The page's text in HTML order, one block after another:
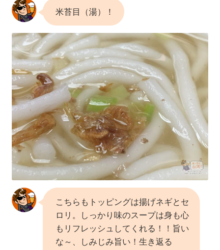
米苔目（湯）！
こちらもトッピングは揚げネギとセ
ロリ。しっかり味のスープは身も心
もリフレッシュしてくれる！！旨い
な～、しみじみ旨い！生き返る